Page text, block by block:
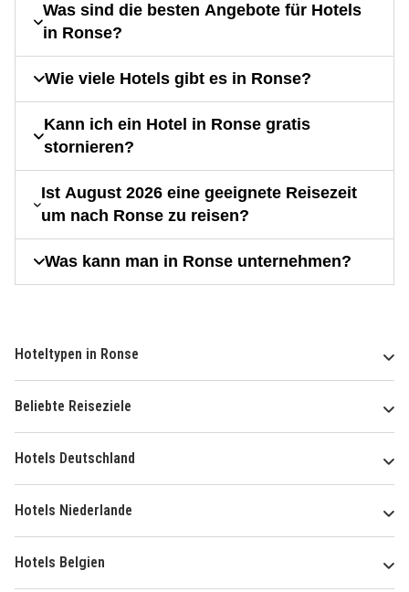
Was sind die besten Angebote für Hotels
in Ronse?
Wie viele Hotels gibt es in Ronse?
Kann ich ein Hotel in Ronse gratis
stornieren?
Ist August 2026 eine geeignete Reisezeit
um nach Ronse zu reisen?
Was kann man in Ronse unternehmen?
Hoteltypen in Ronse
Beliebte Reiseziele
Hotels Deutschland
Hotels Niederlande
Hotels Belgien